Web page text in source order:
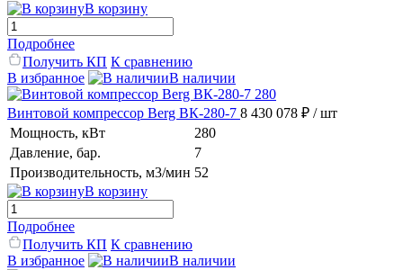
В корзину
Подробнее
Получить КП К сравнению
В избранное
В наличии
Винтовой компрессор Berg ВК-280-7 8 430 078 ₽ / шт
Мощность, кВт
280
Давление, бар.
7
Производительность, м3/мин 52
В корзину
Подробнее
Получить КП К сравнению
В избранное
В наличии